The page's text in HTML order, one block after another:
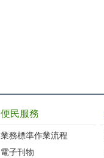
便民服務
業務標準作業流程‭
電子刊物